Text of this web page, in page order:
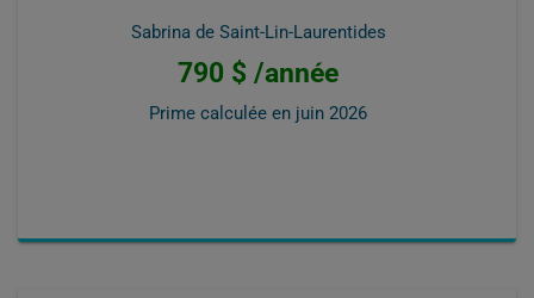
Sabrina de Saint-Lin-Laurentides
790 $ /année
Prime calculée en juin 2026